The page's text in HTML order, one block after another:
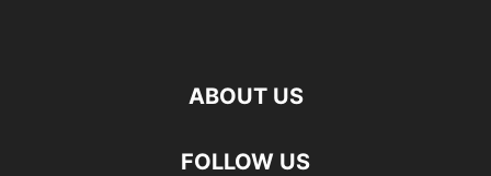
ABOUT US
FOLLOW US